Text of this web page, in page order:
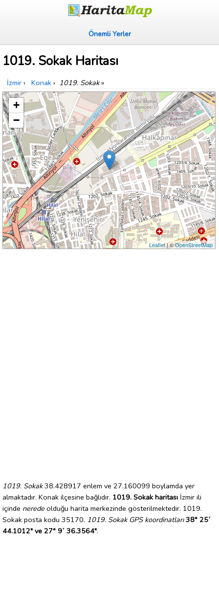
Önemli Yerler
1019. Sokak Haritası
İzmir › Konak › 1019. Sokak»
+
−
Leaflet| ©OpenStreetMap
1019. Sokak38.428917 enlem ve 27.160099 boylamda yer
almaktadır. Konak ilçesine bağlıdır. 1019. Sokak haritası İzmir ili
içinde nerede olduğu harita merkezinde gösterilmektedir. 1019.
Sokak posta kodu 35170. 1019. Sokak GPS koordinatları 38° 25´
44.1012" ve 27° 9´ 36.3564".